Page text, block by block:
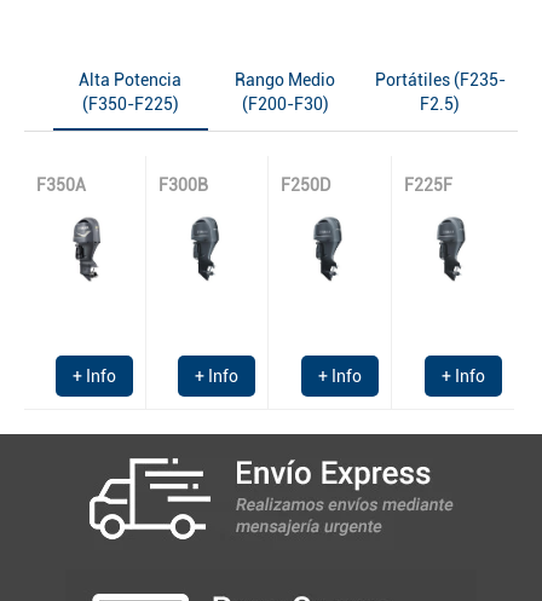
Alta Potencia
(F350-F225)
Rango Medio
(F200-F30)
Portátiles (F235-
F2.5)
F350A
+ Info
F300B
+ Info
F250D
+ Info
F225F
+ Info